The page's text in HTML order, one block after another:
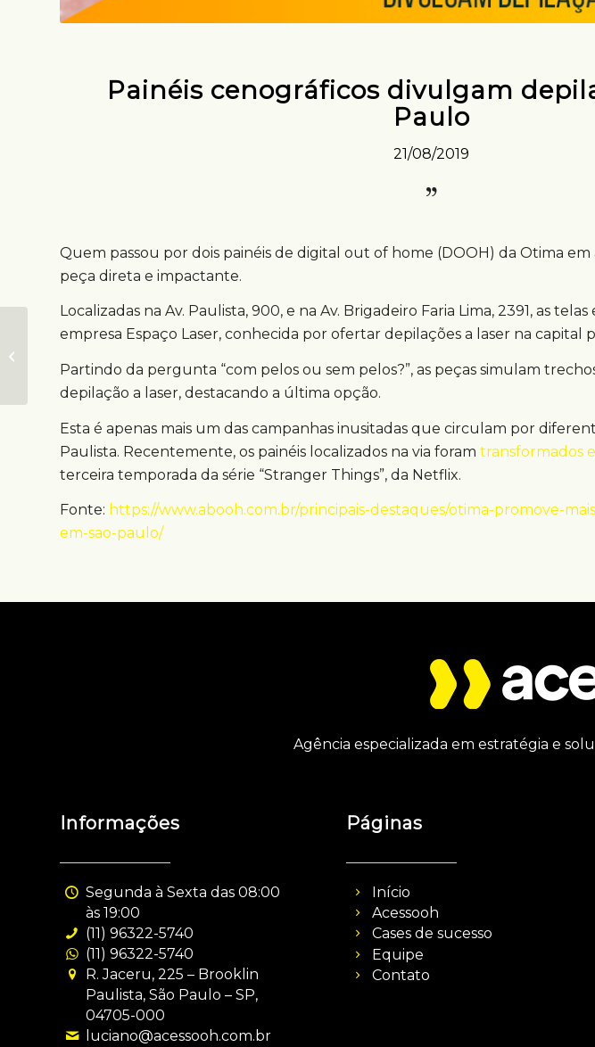
Painéis cenográficos divulgam
Paulo
21/08/2019
Quem passou por dois painéis de digital out of home (DOOH) da Otima
peça direta e impactante.
Localizadas na Av. Paulista, 900, e na Av. Brigadeiro Faria Lima, 2391, as
empresa Espaço Laser, conhecida por ofertar depilações a laser na capital
Partindo da pergunta “com pelos ou sem pelos?”, as peças simulam
depilação a laser, destacando a última opção.
Esta é apenas mais um das campanhas inusitadas que circulam por
Paulista. Recentemente, os painéis localizados na via foram transformados
terceira temporada da série “Stranger Things”, da Netflix.
Fonte: https://www.abooh.com.br/principais-destaques/otima-promove-
em-sao-paulo/
Agência especializada em estratégia e
Informações
Segunda à Sexta das 08:00
às 19:00
(11) 96322-5740
(11) 96322-5740
R. Jaceru, 225 – Brooklin
Paulista, São Paulo – SP,
04705-000
luciano@acessooh.com.br
Páginas
Início
Acessooh
Cases de sucesso
Equipe
Contato
Eletromidia
OOH do Complexo